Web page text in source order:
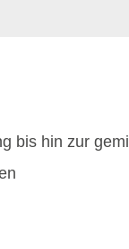
bis hin zur